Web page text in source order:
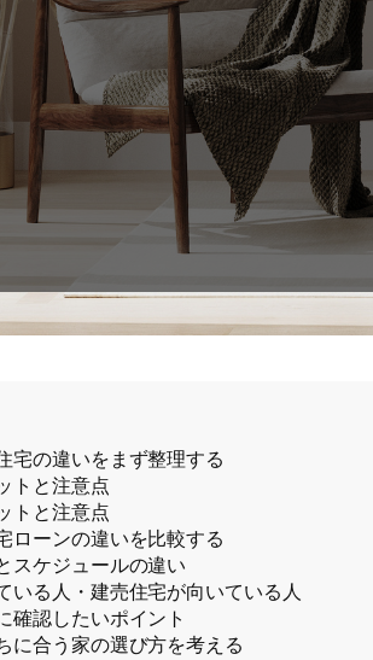
宅の違いをまず整理する
トと注意点
トと注意点
ローンの違いを比較する
スケジュールの違い
いる人・建売住宅が向いている人
確認したいポイント
に合う家の選び方を考える